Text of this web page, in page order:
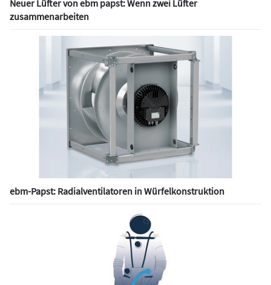
Neuer Lüfter von ebm papst: Wenn zwei Lüfter
zusammenarbeiten
ebm-Papst: Radialventilatoren in Würfelkonstruktion